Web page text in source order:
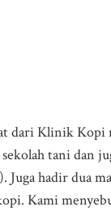
dari Klinik Kopi
tani dan
hadir dua
Kami